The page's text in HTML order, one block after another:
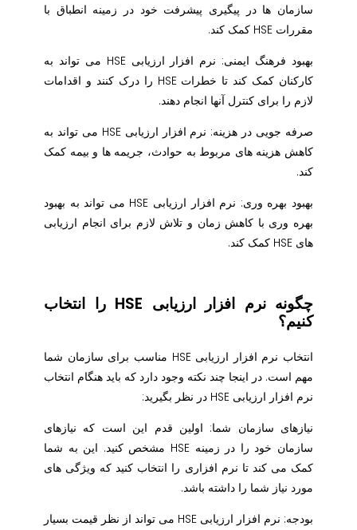
سازمان ها در پیگیری پیشرفت خود در زمینه انطباق با
مقررات HSE کمک کند.
بهبود فرهنگ ایمنی: نرم افزار ارزیابی HSE می تواند به
کارکنان کمک کند تا خطرات HSE را درک کنند و اقدامات
لازم را برای کنترل آنها انجام دهند.
صرفه جویی در هزینه: نرم افزار ارزیابی HSE می تواند به
کاهش هزینه های مربوط به حوادث، جریمه ها و بیمه کمک
کند.
بهبود بهره وری: نرم افزار ارزیابی HSE می تواند به بهبود
بهره وری با کاهش زمان و تلاش لازم برای انجام ارزیابی
های HSE کمک کند.
چگونه نرم افزار ارزیابی HSE را انتخاب
کنیم؟
انتخاب نرم افزار ارزیابی HSE مناسب برای سازمان شما
مهم است. در اینجا چند نکته وجود دارد که باید هنگام انتخاب
نرم افزار ارزیابی HSE در نظر بگیرید:
نیازهای سازمان شما: اولین قدم این است که نیازهای
سازمان خود را در زمینه HSE مشخص کنید. این به شما
کمک می کند تا نرم افزاری را انتخاب کنید که ویژگی های
مورد نیاز شما را داشته باشد.
بودجه: نرم افزار ارزیابی HSE می تواند از نظر قیمت بسیار